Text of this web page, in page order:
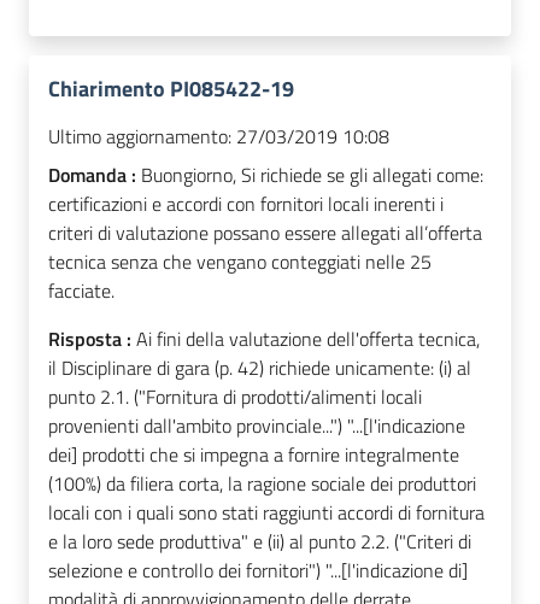
Chiarimento PI085422-19
Ultimo aggiornamento: 27/03/2019 10:08
Domanda : Buongiorno, Si richiede se gli allegati come:
certificazioni e accordi con fornitori locali inerenti i
criteri di valutazione possano essere allegati all’offerta
tecnica senza che vengano conteggiati nelle 25
facciate.
Risposta : Ai fini della valutazione dell'offerta tecnica,
il Disciplinare di gara (p. 42) richiede unicamente: (i) al
punto 2.1. ("Fornitura di prodotti/alimenti locali
provenienti dall'ambito provinciale...") "...[l'indicazione
dei] prodotti che si impegna a fornire integralmente
(100%) da filiera corta, la ragione sociale dei produttori
locali con i quali sono stati raggiunti accordi di fornitura
e la loro sede produttiva" e (ii) al punto 2.2. ("Criteri di
selezione e controllo dei fornitori") "...[l'indicazione di]